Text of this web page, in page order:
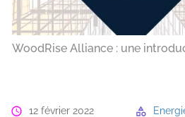
WoodRise Alliance : une
12 février 2022